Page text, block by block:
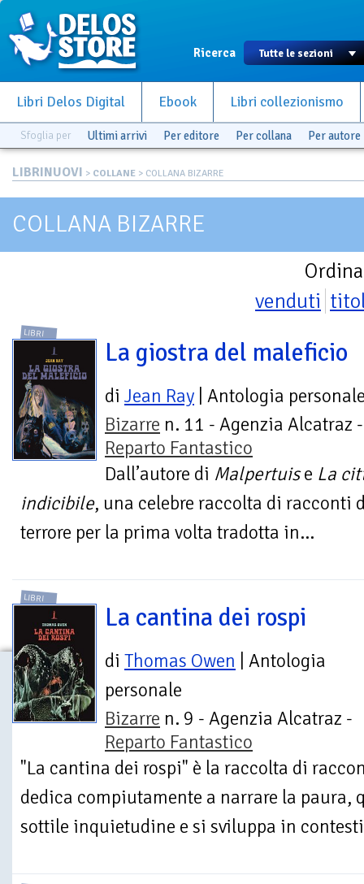
Ricerca
Libri Delos Digital Ebook Libri collezionismo
Sfoglia per Ultimi arrivi Per editore Per collana Per autore
LIBRINUOVI > COLLANE > COLLANA BIZARRE
COLLANA BIZARRE
venduti
LIBRI
La giostra del maleficio
di Jean Ray | Antologia
Bizarre n. 11 - Agenzia Alcatraz -
Reparto Fantastico
Dall’autore di Malpertuise La
indicibile, una celebre raccolta di racconti
terrore per la prima volta tradotta in...
LIBRI
La cantina dei rospi
di Thomas Owen | Antologia
personale
Bizarre n. 9 - Agenzia Alcatraz -
Reparto Fantastico
"La cantina dei rospi" è la raccolta di
dedica compiutamente a narrare la paura,
sottile inquietudine e si sviluppa in